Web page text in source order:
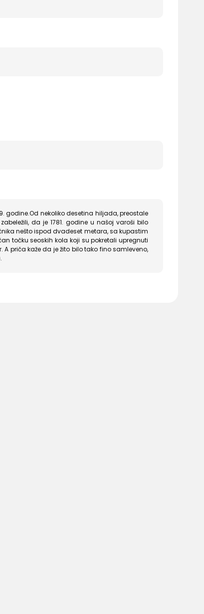
godine.Od nekoliko desetina hiljada, preostale
da je 1781. godine u našoj varoši bilo
nešto ispod dvadeset metara, sa kupastim
točku seoskih kola koji su pokretali upregnuti
priča kaže da je žito bilo tako fino samleveno,